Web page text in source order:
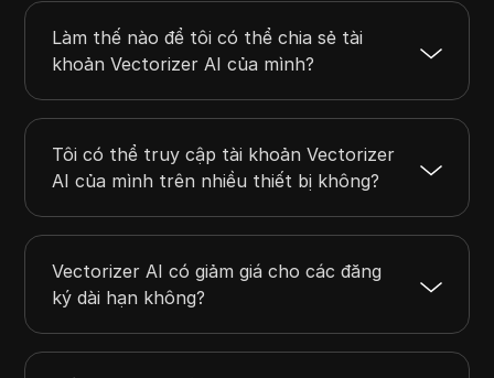
Làm thế nào để tôi có thể chia sẻ tài
khoản Vectorizer AI của mình?
Tôi có thể truy cập tài khoản Vectorizer
AI của mình trên nhiều thiết bị không?
Vectorizer AI có giảm giá cho các đăng
ký dài hạn không?